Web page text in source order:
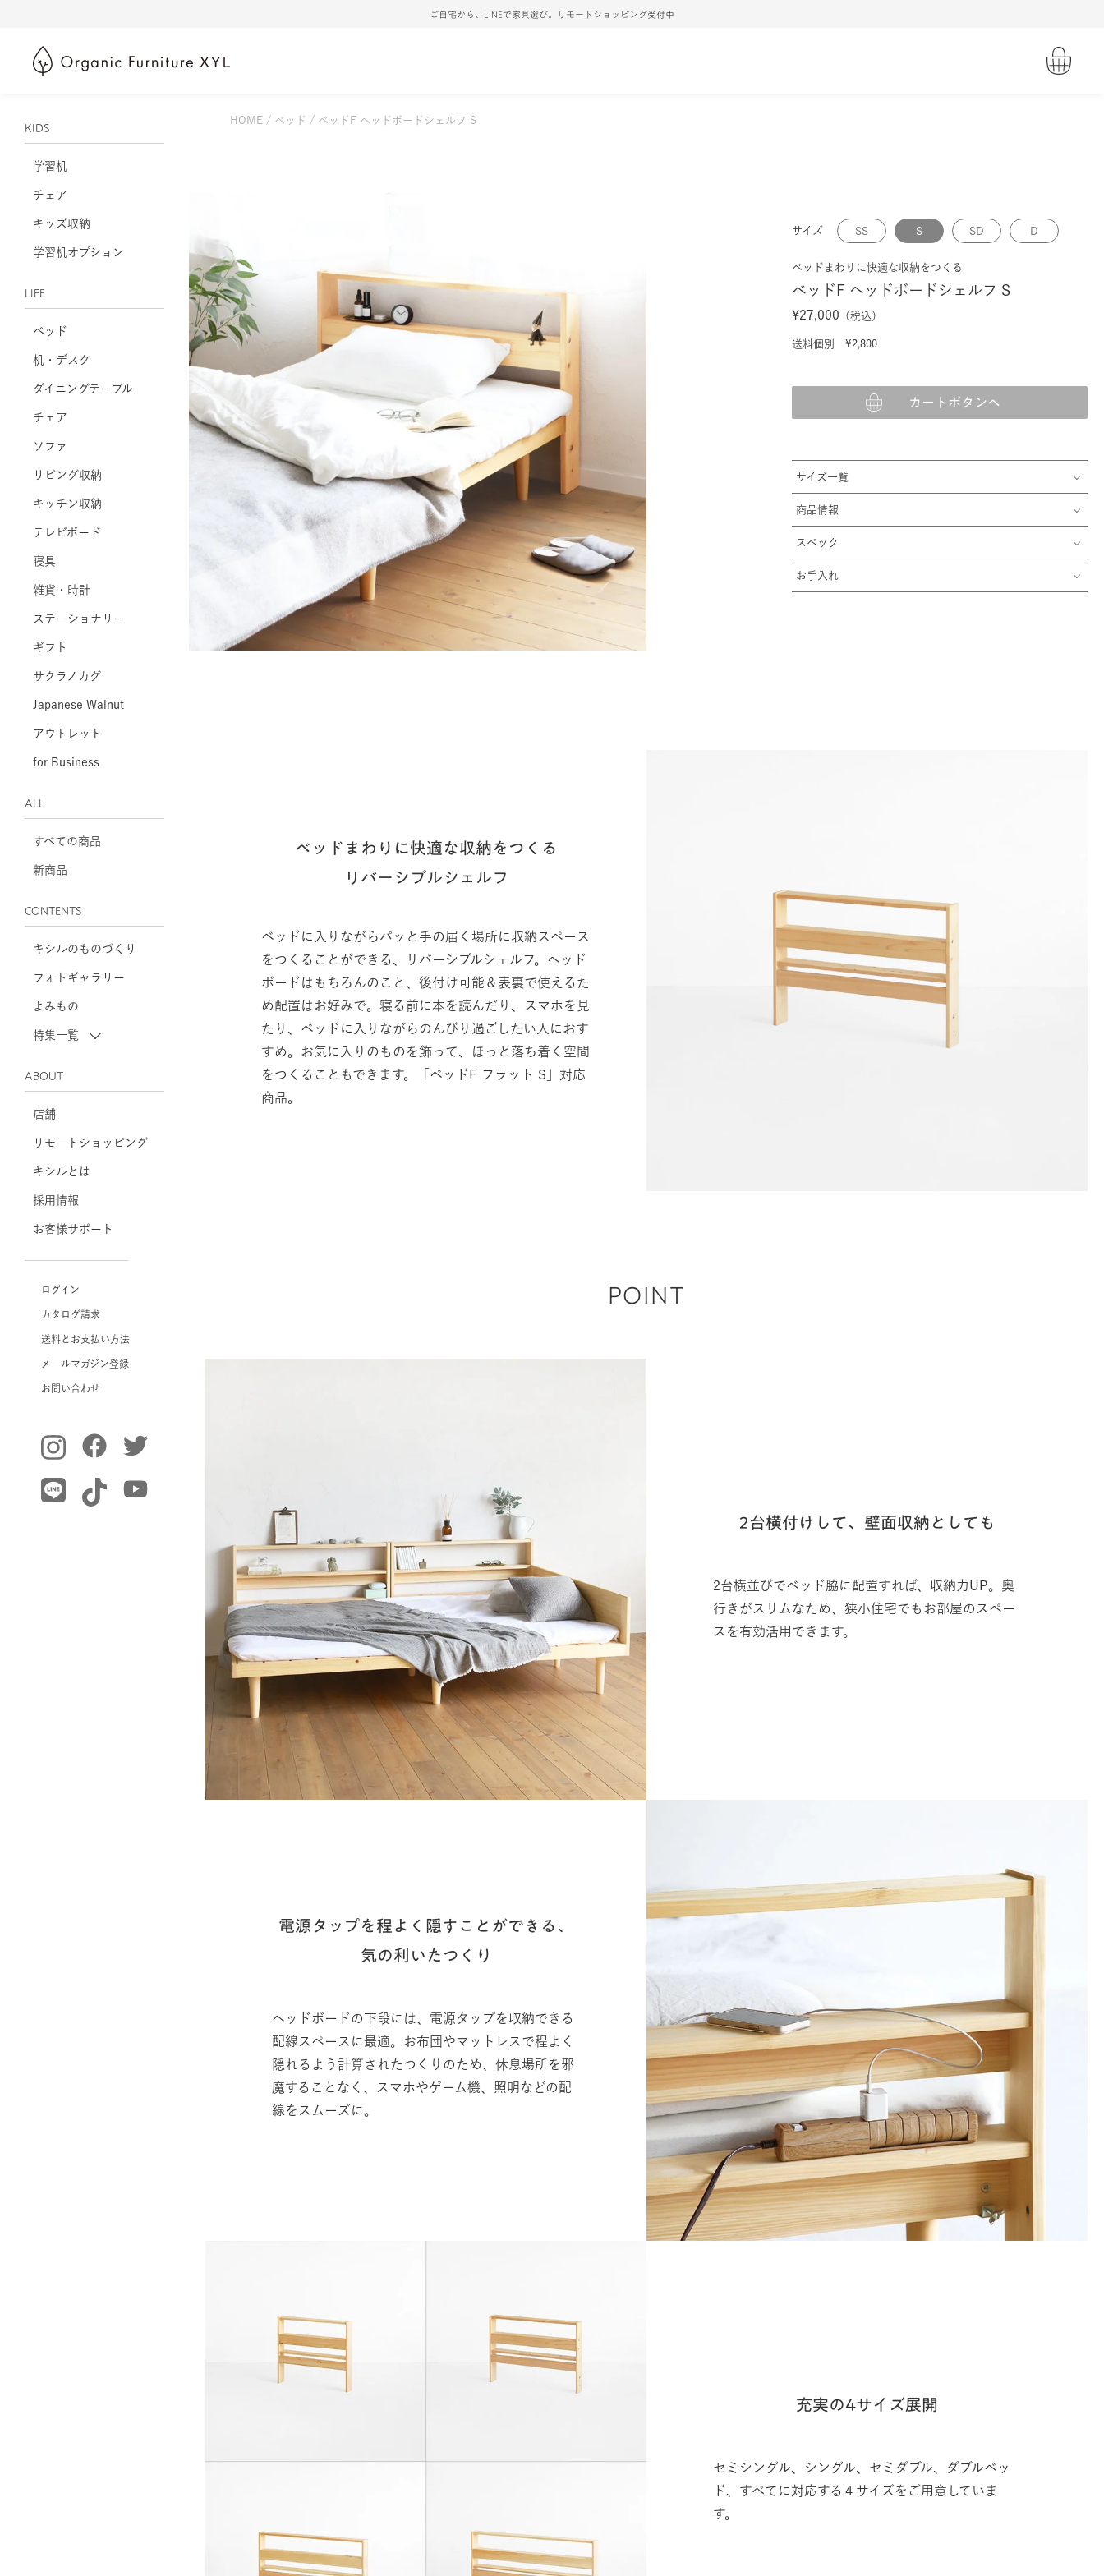
ご自宅から、LINEで家具選び。リモートショッピング受付中
KIDS
学習机
チェア
キッズ収納
学習机オプション
LIFE
ベッド
机・デスク
ダイニングテーブル
チェア
ソファ
リビング収納
キッチン収納
テレビボード
寝具
雑貨・時計
ステーショナリー
ギフト
サクラノカグ
Japanese Walnut
アウトレット
for Business
ALL
すべての商品
新商品
CONTENTS
キシルのものづくり
フォトギャラリー
よみもの
特集一覧
ABOUT
店舗
リモートショッピング
キシルとは
採用情報
お客様サポート
ログイン
カタログ請求
送料とお支払い方法
メールマガジン登録
お問い合わせ
HOME ベッド ベッドF ヘッドボードシェルフ S
サイズ SS S SD D
ベッドまわりに快適な収納をつくる
ベッドF ヘッドボードシェルフ S
¥27,000 （税込）
送料個別 ¥2,800
カートボタンへ
サイズ一覧
商品情報
スペック
お手入れ
ベッドまわりに快適な収納をつくる
リバーシブルシェルフ
ベッドに入りながらパッと手の届く場所に収納スペース
をつくることができる、リバーシブルシェルフ。ヘッド
ボードはもちろんのこと、後付け可能＆表裏で使えるた
め配置はお好みで。寝る前に本を読んだり、スマホを見
たり、ベッドに入りながらのんびり過ごしたい人におす
すめ。お気に入りのものを飾って、ほっと落ち着く空間
をつくることもできます。「ベッドF フラット S」対応
商品。
POINT
2台横付けして、壁面収納としても
2台横並びでベッド脇に配置すれば、収納力UP。奥
行きがスリムなため、狭小住宅でもお部屋のスペー
スを有効活用できます。
電源タップを程よく隠すことができる、
気の利いたつくり
ヘッドボードの下段には、電源タップを収納できる
配線スペースに最適。お布団やマットレスで程よく
隠れるよう計算されたつくりのため、休息場所を邪
魔することなく、スマホやゲーム機、照明などの配
線をスムーズに。
充実の4サイズ展開
セミシングル、シングル、セミダブル、ダブルベッ
ド、すべてに対応する４サイズをご用意していま
す。